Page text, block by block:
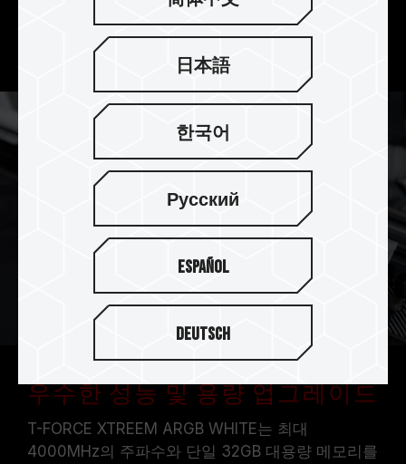
릴과 매우 안정적인 오버클럭킹 메모리 모듈을 경험
할 수 있습니다.
우수한 성능 및 용량 업그레이드
T-FORCE XTREEM ARGB WHITE는 최대
4000MHz의 주파수와 단일 32GB 대용량 메모리를
日本語
한국어
Русский
Español
Deutsch